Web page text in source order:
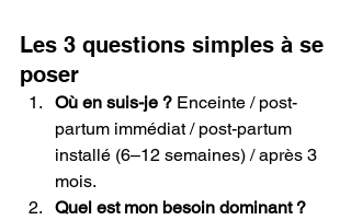
Les 3 questions simples à se
poser
Où en suis-je ? Enceinte / post-
partum immédiat / post-partum
installé (6–12 semaines) / après 3
mois.
Quel est mon besoin dominant ?